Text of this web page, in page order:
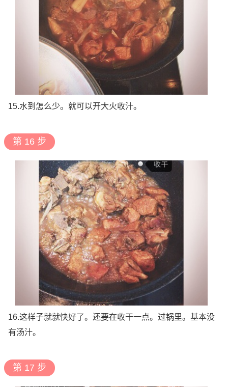
15.水到怎么少。就可以开大火收汁。
第 16 步
16.这样子就就快好了。还要在收干一点。过锅里。基本没
有汤汁。
第 17 步